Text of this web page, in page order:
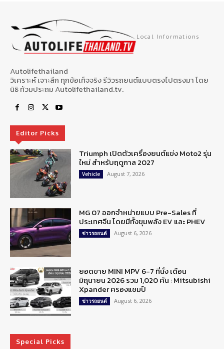
Local Informations
Autolifethailand
วิเคราะห์ เจาะลึก ทุกข้อเท็จจริง รีวิวรถยนต์แบบตรงไปตรงมา โดย
นิธิ ท้วมประถม Autolifethailand.tv.
Editor Picks
Triumph เปิดตัวเครื่องยนต์แข่ง Moto2 รุ่น
ใหม่ สำหรับฤดูกาล 2027
Vehicle August 7, 2026
MG 07 ออกจำหน่ายแบบ Pre-Sales ที่
ประเทศจีน โดยมีทั้งขุมพลัง EV และ PHEV
ข่าวรถยนต์ August 6, 2026
ยอดขาย MINI MPV 6-7 ที่นั่ง เดือน
มิถุนายน 2026 รวม 1,020 คัน : Mitsubishi
Xpander ครองแชมป์
ข่าวรถยนต์ August 6, 2026
Special Picks